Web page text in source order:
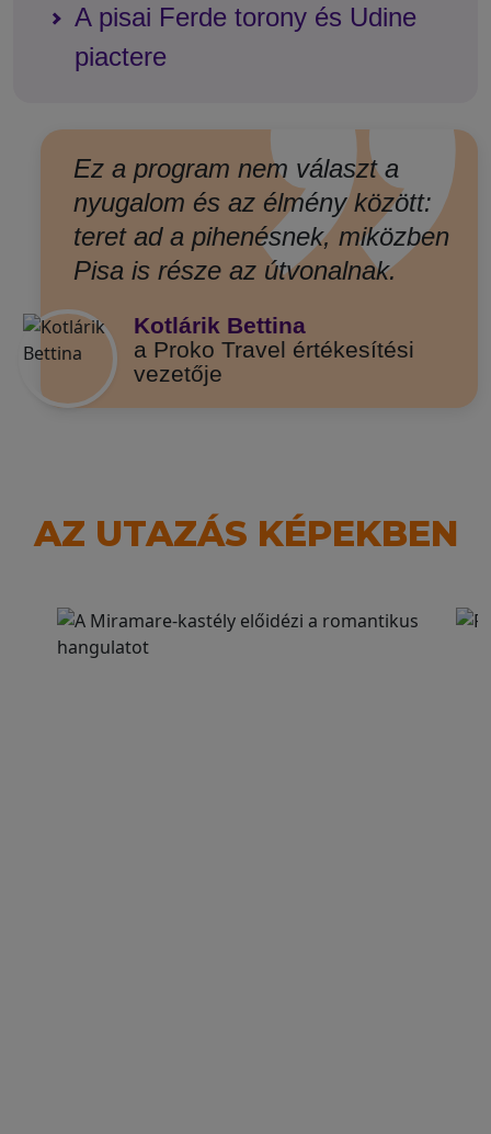
A pisai Ferde torony és Udine
piactere
”
Ez a program nem választ a
nyugalom és az élmény között:
teret ad a pihenésnek, miközben
Pisa is része az útvonalnak.
Kotlárik Bettina
a Proko Travel értékesítési
vezetője
AZ UTAZÁS KÉPEKBEN